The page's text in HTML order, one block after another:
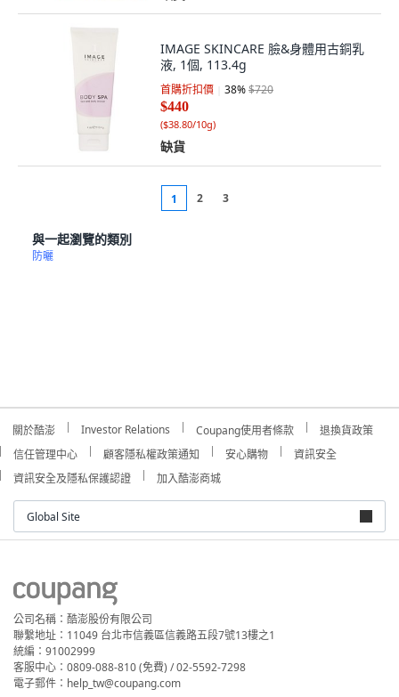
IMAGE SKINCARE 臉&身體用古銅乳
液, 1個, 113.4g
首購折扣價 38%$720
$440
($38.80/10g)
缺貨
1 2 3
與一起瀏覽的類別
防曬
關於酷澎 Investor Relations Coupang使用者條款
退換貨政策
信任管理中心
顧客隱私權政策通知 安心購物
資訊安全
資訊安全及隱私保護認證
加入酷澎商城
Global Site
公司名稱：酷澎股份有限公司
聯繫地址：11049 台北市信義區信義路五段7號13樓之1
統編：91002999
客服中心：0809-088-810 (免費) / 02-5592-7298
電子郵件：help_tw@coupang.com